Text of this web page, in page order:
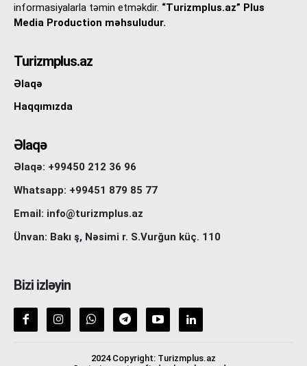
informasiyalarla təmin etməkdir. “Turizmplus.az” Plus
Media Production məhsuludur.
Turizmplus.az
Əlaqə
Haqqımızda
Əlaqə
Əlaqə: +99450 212 36 96
Whatsapp: +99451 879 85 77
Email: info@turizmplus.az
Ünvan: Bakı ş, Nəsimi r. S.Vurğun küç. 110
Bizi izləyin
2024 Copyright: Turizmplus.az